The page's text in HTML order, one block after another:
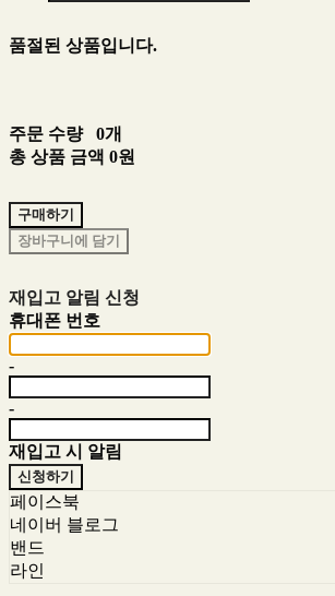
품절된 상품입니다.
주문 수량
0개
총 상품 금액 0원
구매하기
장바구니에 담기
재입고 알림 신청
휴대폰 번호
-
-
재입고 시 알림
신청하기
페이스북
네이버 블로그
밴드
라인